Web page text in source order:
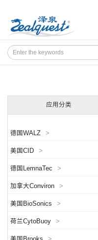
应用分类
德国WALZ >
美国CID >
德国LemnaTec >
加拿大Conviron >
美国BioSonics >
荷兰CytoBuoy >